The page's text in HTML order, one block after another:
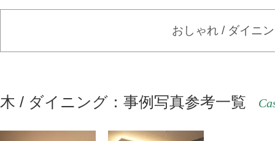
おしゃれ / ダイニ
木 / ダイニング：事例写真参考一覧